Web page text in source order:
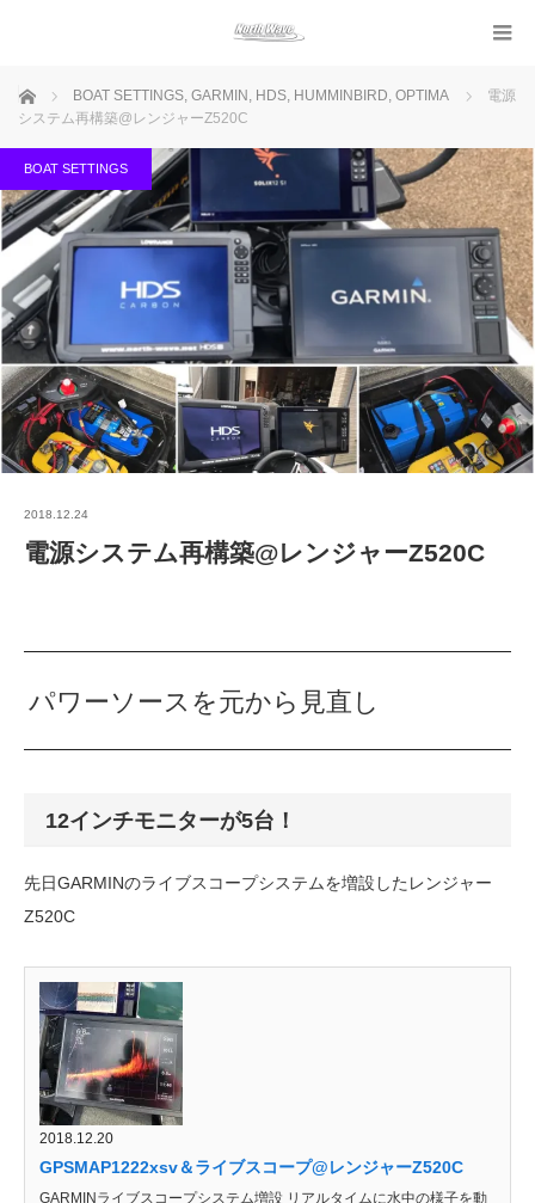
ホーム BOAT SETTINGS, GARMIN , HDS, HUMMINBIRD, OPTIMA
電源
システム再構築@レンジャーZ520C
BOAT SETTINGS
2018.12.24
電源システム再構築@レンジャーZ520C
パワーソースを元から見直し
12インチモニターが5台！
先日GARMINのライブスコープシステムを増設したレンジャー
Z520C
2018.12.20
GPSMAP1222xsv＆ライブスコープ@レンジャーZ520C
GARMINライブスコープシステム増設 リアルタイムに水中の様子を動